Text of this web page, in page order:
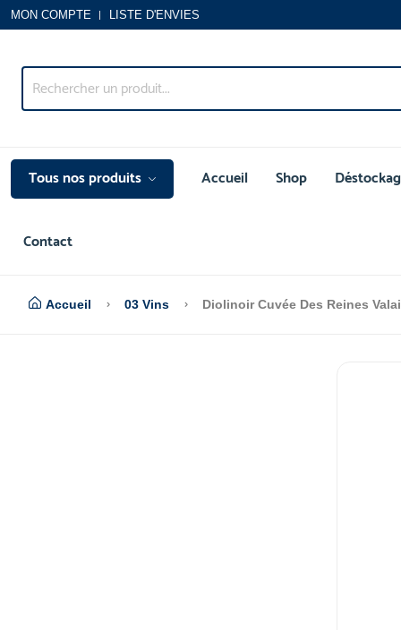
MON COMPTE LISTE D'ENVIES
Tous nos produits Accueil Shop
Contact
Accueil 03 Vins Diolinoir Cuvée Des Reines